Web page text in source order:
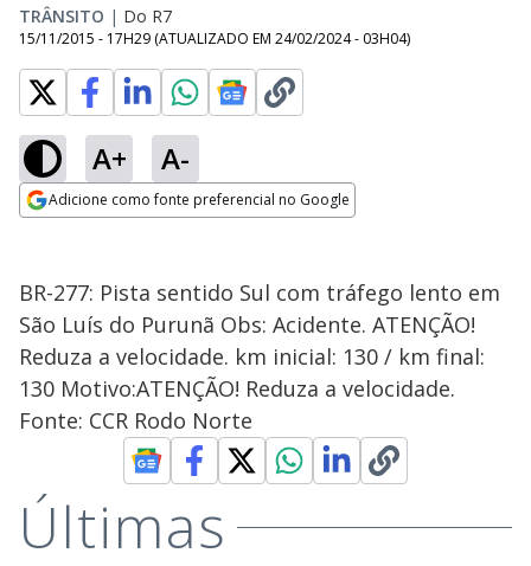
TRÂNSITO | Do R7
15/11/2015 - 17H29 (ATUALIZADO EM 24/02/2024 - 03H04)
A+ A-
Adicione como fonte preferencial no Google
BR-277: Pista sentido Sul com tráfego lento em
São Luís do Purunã Obs: Acidente. ATENÇÃO!
Reduza a velocidade. km inicial: 130 / km final:
130 Motivo:ATENÇÃO! Reduza a velocidade.
Fonte: CCR Rodo Norte
Últimas